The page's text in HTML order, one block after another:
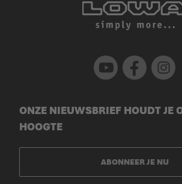
Youtube Facebook Instagram
ONZE NIEUWSBRIEF HOUDT JE
HOOGTE
ABONNEER JE NU